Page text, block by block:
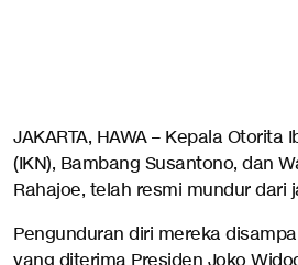
JAKARTA, HAWA – Kepala Otorita
(IKN), Bambang Susantono, dan
Rahajoe, telah resmi mundur dari
Pengunduran diri mereka